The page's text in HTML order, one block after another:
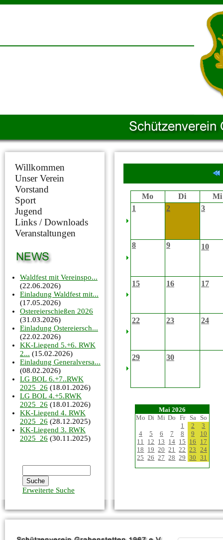
Willkommen
Unser Verein
Vorstand
Sport
Jugend
Links / Downloads
Veranstaltungen
Waldfest mit Vereinspo...
(22.06.2026)
Einladung Waldfest mit...
(17.05.2026)
Ostereierschießen 2026
(31.03.2026)
Einladung Ostereiersch...
(22.02.2026)
KK-Liegend 5.+6. RWK
2... (15.02.2026)
Einladung Generalversa...
(08.02.2026)
LG BOL 6.+7..RWK
2025_26 (18.01.2026)
LG BOL 4.+5.RWK
2025_26 (18.01.2026)
KK-Liegend 4. RWK
2025_26 (28.12.2025)
KK-Liegend 3. RWK
2025_26 (30.11.2025)
Erweiterte Suche
Mo Di
Mi
1
2 3
8 9 10
15 16 17
22 23 24
29 30
Mai 2026
Mo Di Mi Do Fr Sa So
1
2
3
4
5 6 7 8 9
10
11 12 13 14 15 16
17
18 19 20 21 22 23 24
25 26 27 28 29 30 31